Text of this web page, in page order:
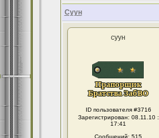
Суун
суун
ID пользователя #3716
Зарегистрирован: 08.11.10 :
17:41
Сообщений: 515